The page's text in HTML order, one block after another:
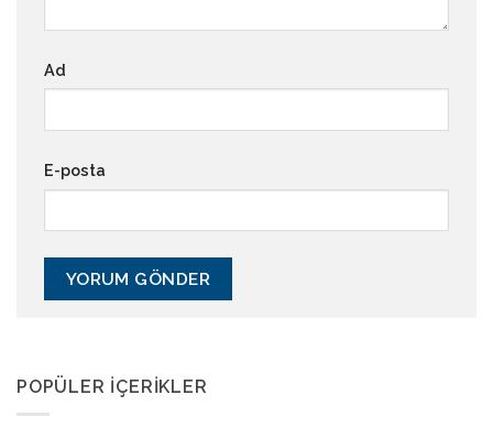
Ad
E-posta
POPÜLER İÇERIKLER